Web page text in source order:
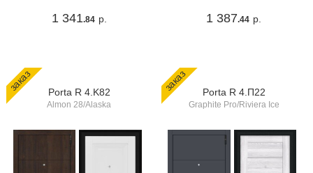
1 341.84 р. 1 387.44 р.
заказ Porta R 4.K82
Almon 28/Alaska
заказ Porta R 4.П22
Graphite Pro/Riviera Ice